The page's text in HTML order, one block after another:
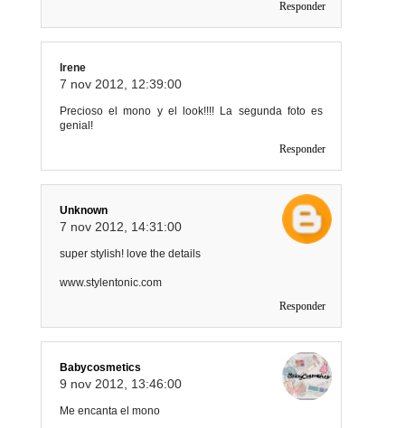
Responder
Irene
7 nov 2012, 12:39:00
Precioso el mono y el look!!!! La segunda foto es
genial!
Responder
Unknown
7 nov 2012, 14:31:00
super stylish! love the details
www.stylentonic.com
Responder
Babycosmetics
9 nov 2012, 13:46:00
Me encanta el mono